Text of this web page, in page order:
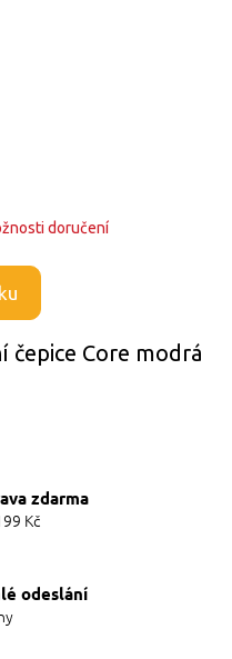
doručení
čepice Core modrá
zdarma
Kč
odeslání